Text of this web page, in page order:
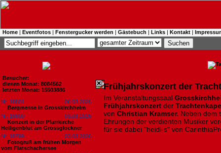
Home | Eventfotos | Fenstergucker werden | Gästebuch | Links | Kontakt |
Besucher:
diesen Monat: 8084562
letzten Monat: 15503886
Nr. 18801
06.08.2026
Bergmesse in Grosskirchheim
Nr. 18800
03.08.2026
Konzert in der Pfarrkirche
Heiligenblut am Grossglockner
Nr. 18799
03.08.2026
Fotogruß am frühen Morgen
vom Flatschachersee
Frühjahrskonzert der
Im Veranstaltungssaal
Frühjahrskonzert der
von Christian Kramser. Neben dem
Ehrungen der verdienten Musiker
für sie dabei "heidi-s" von